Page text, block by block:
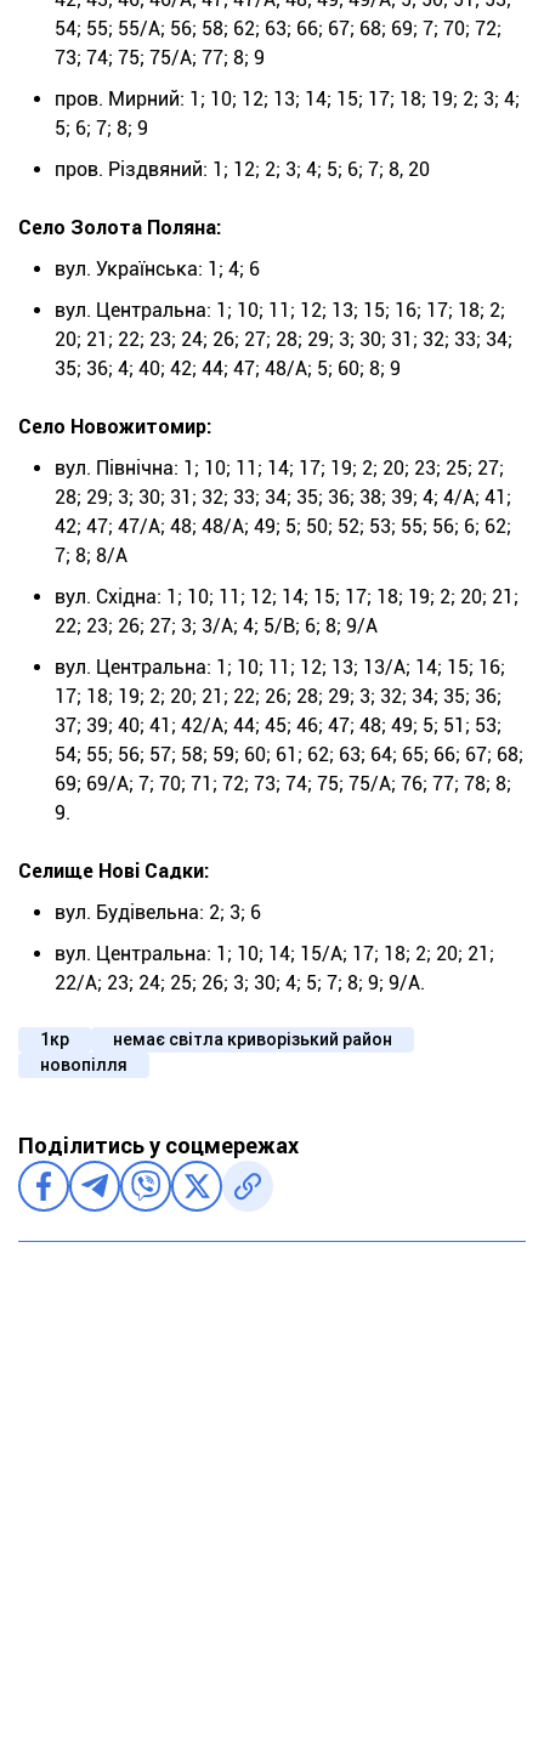
54; 55; 55/А; 56; 58; 62; 63; 66; 67; 68; 69; 7; 70; 72;
73; 74; 75; 75/А; 77; 8; 9
пров. Мирний: 1; 10; 12; 13; 14; 15; 17; 18; 19; 2; 3; 4;
5; 6; 7; 8; 9
пров. Різдвяний: 1; 12; 2; 3; 4; 5; 6; 7; 8, 20
Село Золота Поляна:
вул. Українська: 1; 4; 6
вул. Центральна: 1; 10; 11; 12; 13; 15; 16; 17; 18; 2;
20; 21; 22; 23; 24; 26; 27; 28; 29; 3; 30; 31; 32; 33; 34;
35; 36; 4; 40; 42; 44; 47; 48/А; 5; 60; 8; 9
Село Новожитомир:
вул. Північна: 1; 10; 11; 14; 17; 19; 2; 20; 23; 25; 27;
28; 29; 3; 30; 31; 32; 33; 34; 35; 36; 38; 39; 4; 4/А; 41;
42; 47; 47/А; 48; 48/А; 49; 5; 50; 52; 53; 55; 56; 6; 62;
7; 8; 8/А
вул. Східна: 1; 10; 11; 12; 14; 15; 17; 18; 19; 2; 20; 21;
22; 23; 26; 27; 3; 3/А; 4; 5/В; 6; 8; 9/А
вул. Центральна: 1; 10; 11; 12; 13; 13/А; 14; 15; 16;
17; 18; 19; 2; 20; 21; 22; 26; 28; 29; 3; 32; 34; 35; 36;
37; 39; 40; 41; 42/А; 44; 45; 46; 47; 48; 49; 5; 51; 53;
54; 55; 56; 57; 58; 59; 60; 61; 62; 63; 64; 65; 66; 67; 68;
69; 69/А; 7; 70; 71; 72; 73; 74; 75; 75/А; 76; 77; 78; 8;
9.
Селище Нові Садки:
вул. Будівельна: 2; 3; 6
вул. Центральна: 1; 10; 14; 15/А; 17; 18; 2; 20; 21;
22/А; 23; 24; 25; 26; 3; 30; 4; 5; 7; 8; 9; 9/А.
1кр
немає світла криворізький район
новопілля
Поділитись у соцмережах